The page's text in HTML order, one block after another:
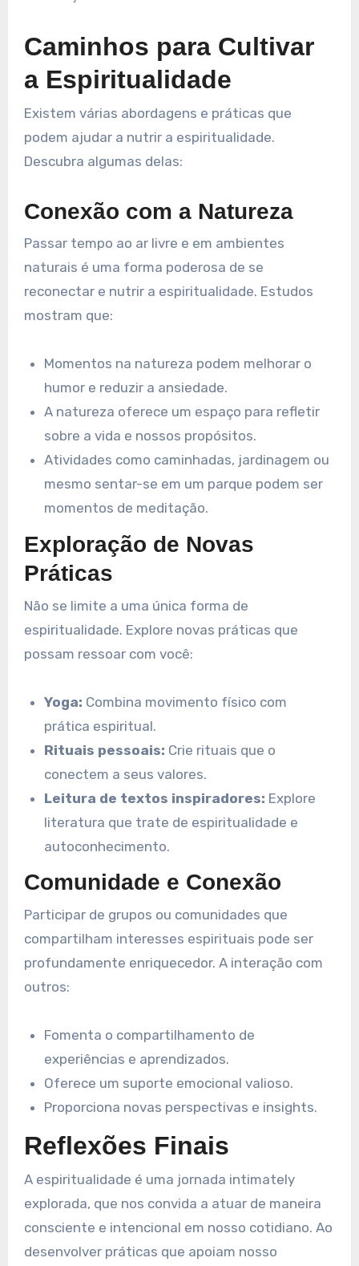
Caminhos para Cultivar
a Espiritualidade
Existem várias abordagens e práticas que
podem ajudar a nutrir a espiritualidade.
Descubra algumas delas:
Conexão com a Natureza
Passar tempo ao ar livre e em ambientes
naturais é uma forma poderosa de se
reconectar e nutrir a espiritualidade. Estudos
mostram que:
Momentos na natureza podem melhorar o
humor e reduzir a ansiedade.
A natureza oferece um espaço para refletir
sobre a vida e nossos propósitos.
Atividades como caminhadas, jardinagem ou
mesmo sentar-se em um parque podem ser
momentos de meditação.
Exploração de Novas
Práticas
Não se limite a uma única forma de
espiritualidade. Explore novas práticas que
possam ressoar com você:
Yoga: Combina movimento físico com
prática espiritual.
Rituais pessoais: Crie rituais que o
conectem a seus valores.
Leitura de textos inspiradores: Explore
literatura que trate de espiritualidade e
autoconhecimento.
Comunidade e Conexão
Participar de grupos ou comunidades que
compartilham interesses espirituais pode ser
profundamente enriquecedor. A interação com
outros:
Fomenta o compartilhamento de
experiências e aprendizados.
Oferece um suporte emocional valioso.
Proporciona novas perspectivas e insights.
Reflexões Finais
A espiritualidade é uma jornada intimately
explorada, que nos convida a atuar de maneira
consciente e intencional em nosso cotidiano. Ao
desenvolver práticas que apoiam nosso